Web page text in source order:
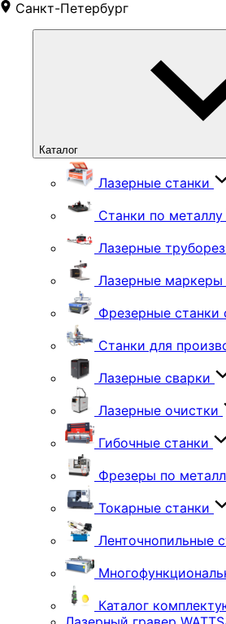
Санкт-Петербург
Каталог
Лазерные станки
Станки по металлу
Лазерные
Лазерные маркеры
Фрезерные станки
Станки для
Лазерные сварки
Лазерные очистки
Гибочные станки
Фрезеры по
Токарные станки
Ленточнопильные
Каталог